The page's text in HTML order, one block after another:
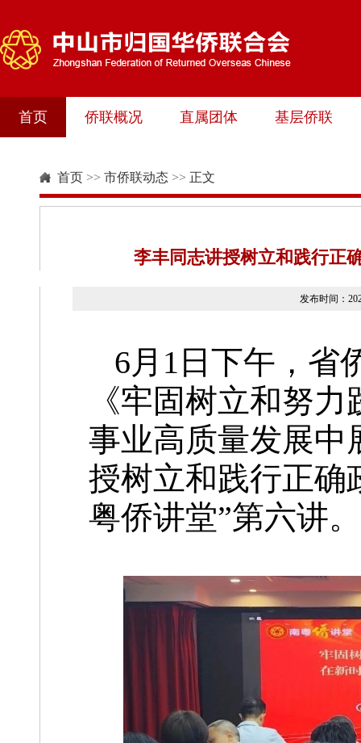
首页 侨联概况 直属团体 基层侨联
首页 >> 市侨联动态 >> 正文
李丰同志讲授树立和践行正
发布时间：
6月1日下午，省
《牢固树立和努
事业高质量发展中
授树立和践行正确
粤侨讲堂”第六讲。